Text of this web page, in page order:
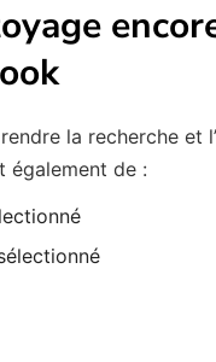
la recherche et
également de :